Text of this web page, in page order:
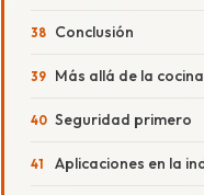
Conclusión
Más allá de la
Seguridad primero
Aplicaciones en la